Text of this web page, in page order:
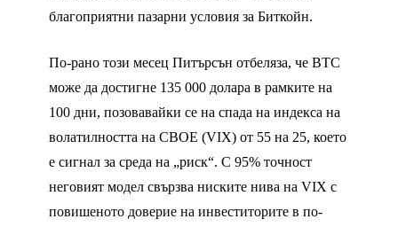
благоприятни пазарни условия за Биткойн.
По-рано този месец Питърсън отбеляза, че BTC
може да достигне 135 000 долара в рамките на
100 дни, позовавайки се на спада на индекса на
волатилността на CBOE (VIX) от 55 на 25, което
е сигнал за среда на „риск“. С 95% точност
неговият модел свързва ниските нива на VIX с
повишеното доверие на инвеститорите в по-